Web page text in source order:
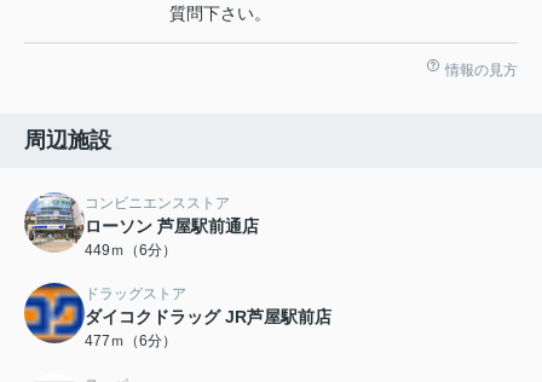
質問下さい。
情報の見方
周辺施設
コンビニエンスストア
ローソン 芦屋駅前通店
449ｍ（6分）
ドラッグストア
ダイコクドラッグ JR芦屋駅前店
477ｍ（6分）